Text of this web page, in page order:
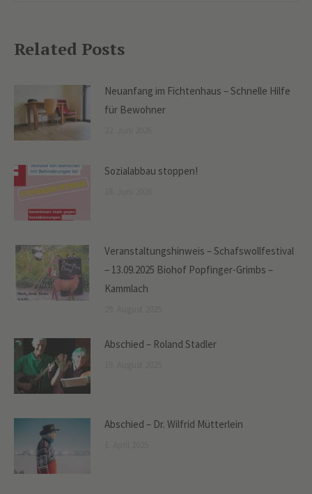
Related Posts
Neuanfang im Fichtenhaus – Schnelle Hilfe
für Bewohner
Sozialabbau stoppen!
Veranstaltungshinweis – Schafswollfestival
– 13.09.2025 Biohof Popfinger-Grimbs –
Kammlach
Abschied – Roland Stadler
Abschied – Dr. Wilfrid Mütterlein